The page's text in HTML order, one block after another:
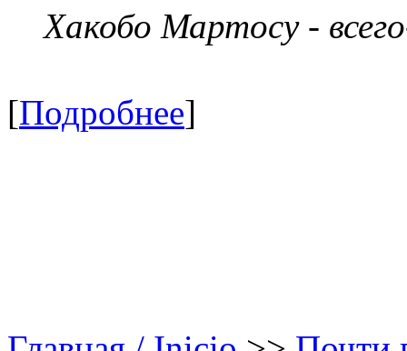
Хакобо Мартосу -
[Подробнее]